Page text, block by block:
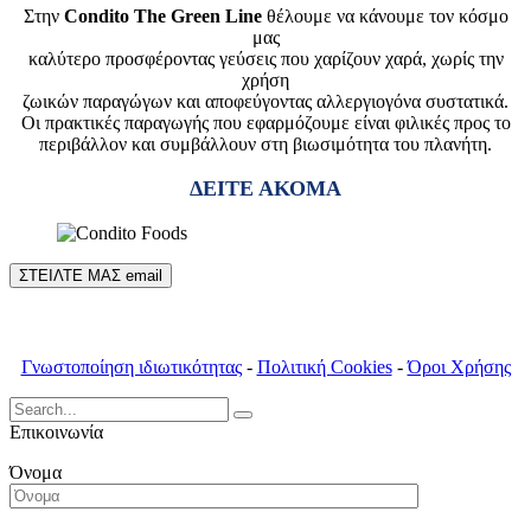
Στην Condito The Green Lineθέλουμε να κάνουμε τον κόσμο
μας
καλύτερο προσφέροντας γεύσεις που χαρίζουν χαρά, χωρίς την
χρήση
ζωικών παραγώγων και αποφεύγοντας αλλεργιογόνα συστατικά.
Οι πρακτικές παραγωγής που εφαρμόζουμε είναι φιλικές προς το
περιβάλλον και συμβάλλουν στη βιωσιμότητα του πλανήτη.
ΔΕΙΤΕ ΑΚΟΜΑ
ΣΤΕΙΛΤΕ ΜΑΣ email
Γνωστοποίηση ιδιωτικότητας- Πολιτική Cookies-Όροι Χρήσης
Search
for:
Επικοινωνία
Όνομα